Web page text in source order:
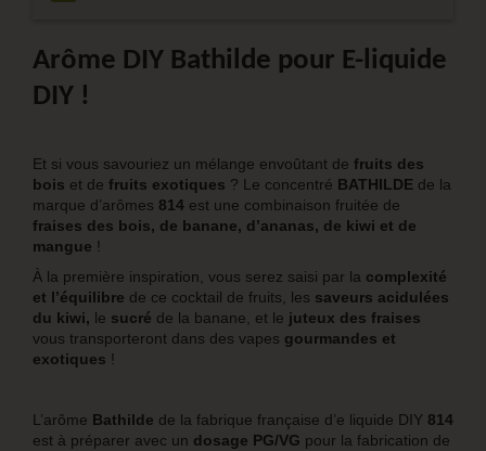
Arôme DIY Bathilde pour E-liquide
DIY !
Et si vous savouriez un mélange envoûtant de fruits des
bois et de fruits exotiques ? Le concentré BATHILDE de la
marque d’arômes 814 est une combinaison fruitée de
fraises des bois, de banane, d’ananas, de kiwi et de
mangue !
À la première inspiration, vous serez saisi par la complexité
et l’équilibre de ce cocktail de fruits, les saveurs acidulées
du kiwi, le sucré de la banane, et le juteux des fraises
vous transporteront dans des vapes gourmandes et
exotiques !
L’arôme Bathilde de la fabrique française d’e liquide DIY 814
est à préparer avec un dosage PG/VG pour la fabrication de